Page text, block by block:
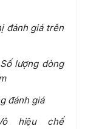
đánh giá trên
lượng dòng
đánh giá
hiệu chế